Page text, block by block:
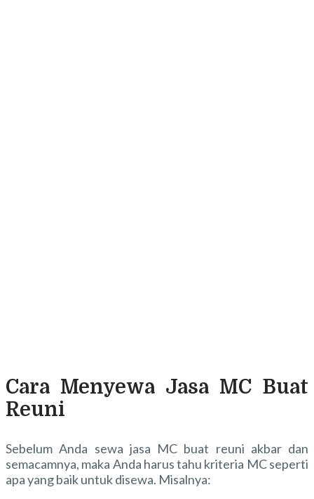
Cara Menyewa Jasa MC Buat
Reuni
Sebelum Anda sewa jasa MC buat reuni akbar dan
semacamnya, maka Anda harus tahu kriteria MC seperti
apa yang baik untuk disewa. Misalnya: